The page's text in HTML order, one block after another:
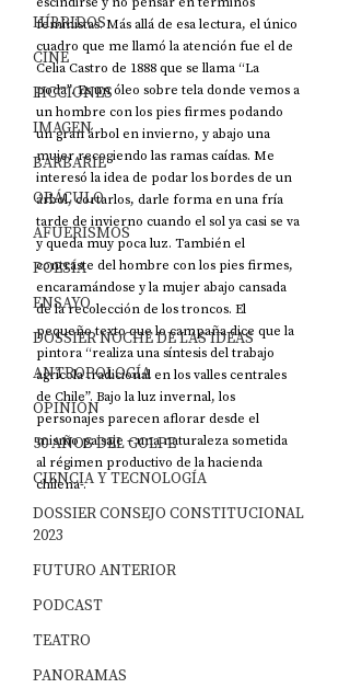
HÍBRIDOS
CINE
FICCIONES
IMAGEN
BARBARIE
ORÁCULO
AFUERISMOS
POESÍA
ENSAYO
DOSSIER NOCHE DE LAS IDEAS
ANTROPOLOGÍA
OPINIÓN
50 AÑOS DEL GOLPE
CIENCIA Y TECNOLOGÍA
DOSSIER CONSEJO CONSTITUCIONAL
2023
FUTURO ANTERIOR
PODCAST
TEATRO
PANORAMAS
feministas. Más allá de esa lectura, el único
cuadro que me llamó la atención fue el de
Celia Castro de 1888 que se llama “La
poda”. Es un óleo sobre tela donde vemos a
un hombre con los pies firmes podando
un gran árbol en invierno, y abajo una
mujer recogiendo las ramas caídas. Me
interesó la idea de podar los bordes de un
árbol, cortarlos, darle forma en una fría
tarde de invierno cuando el sol ya casi se va
y queda muy poca luz. También el
contraste del hombre con los pies firmes,
encaramándose y la mujer abajo cansada
de la recolección de los troncos. El
pequeño texto que lo campaña dice que la
pintora “realiza una síntesis del trabajo
agrícola tradicional en los valles centrales
de Chile”. Bajo la luz invernal, los
personajes parecen aflorar desde el
mismo paisaje – una naturaleza sometida
al régimen productivo de la hacienda
chilena-.